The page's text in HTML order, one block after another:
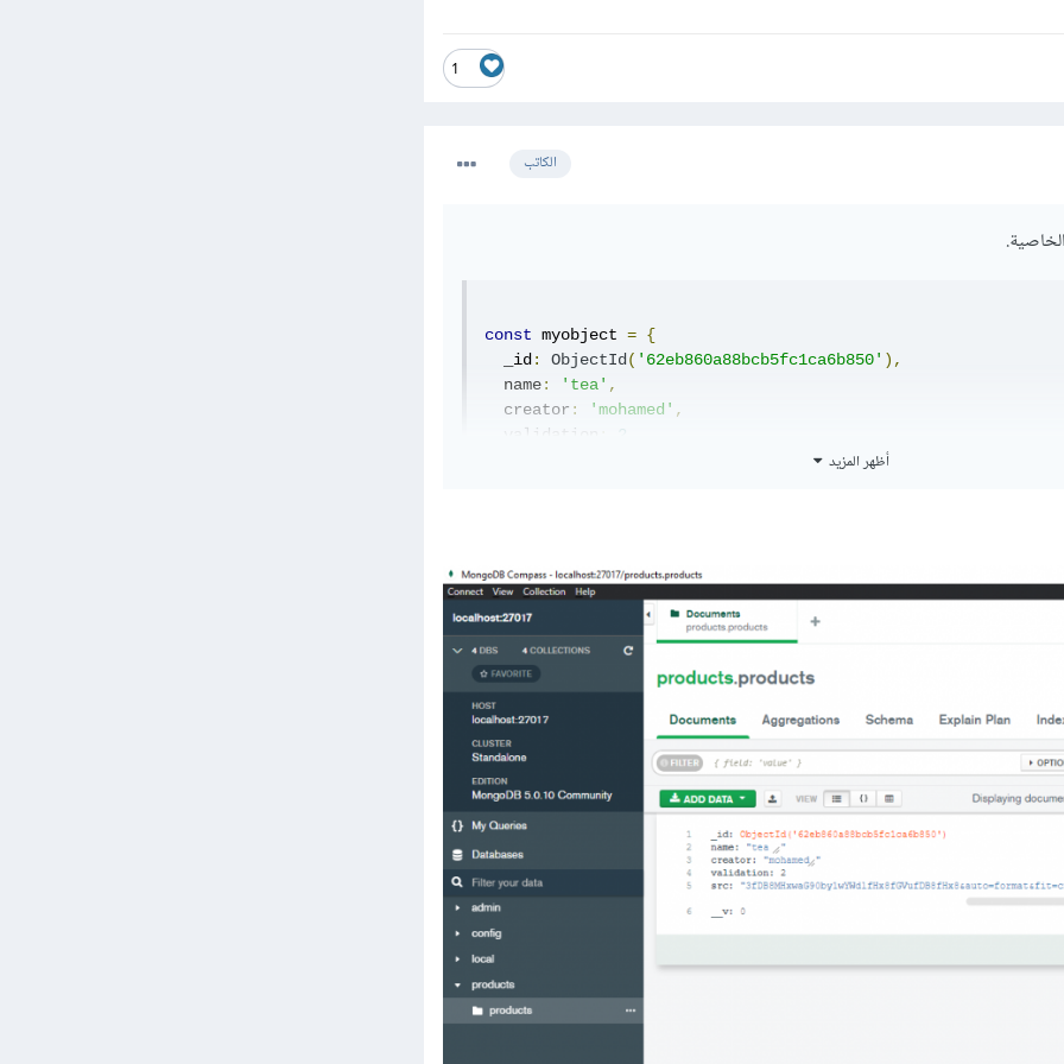
1
الكاتب
const myobject = {
  _id
: ObjectId( '62eb860a88bcb5fc1ca6b850' ),
  name
: 'tea' ,
  creator
: 'mohamed' ,
  validation
2
"https://images.unsplash.com/photo-1594631252845-
قم بإيضاح سؤالك اكثر .
أظهر المزيد